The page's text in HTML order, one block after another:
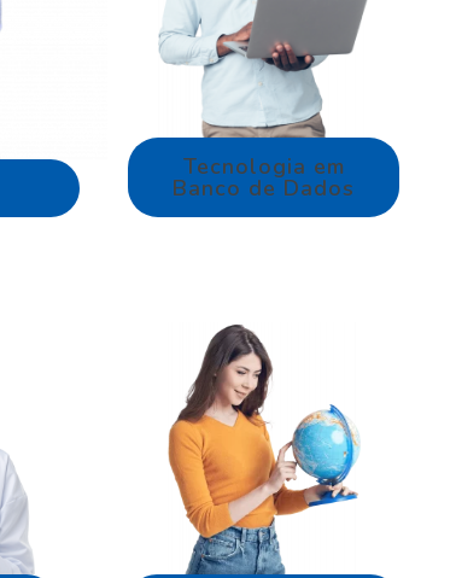
Tecnologia em
Banco de Dados